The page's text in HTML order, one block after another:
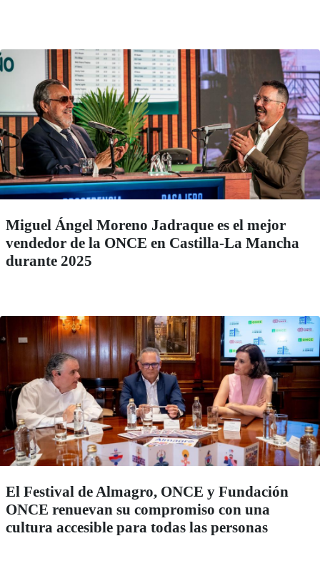
Miguel Ángel Moreno Jadraque es el mejor
vendedor de la ONCE en Castilla-La Mancha
durante 2025
El Festival de Almagro, ONCE y Fundación
ONCE renuevan su compromiso con una
cultura accesible para todas las personas